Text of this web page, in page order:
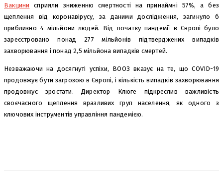
Вакцини сприяли зниженню смертності на принаймні 57%, а без
щеплення від коронавірусу, за даними дослідження, загинуло б
приблизно 4 мільйони людей. Від початку пандемії в Європі було
зареєстровано понад 277 мільйонів підтверджених випадків
захворювання і понад 2,5 мільйона випадків смертей.
Незважаючи на досягнуті успіхи, ВООЗ вказує на те, що COVID-19
продовжує бути загрозою в Європі, і кількість випадків захворювання
продовжує зростати. Директор Клюге підкреслив важливість
своєчасного щеплення вразливих груп населення, як одного з
ключових інструментів управління пандемією.